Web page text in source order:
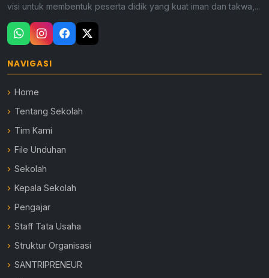
visi untuk membentuk peserta didik yang kuat iman dan takwa,...
NAVIGASI
Home
Tentang Sekolah
Tim Kami
File Unduhan
Sekolah
Kepala Sekolah
Pengajar
Staff Tata Usaha
Struktur Organisasi
SANTRIPRENEUR